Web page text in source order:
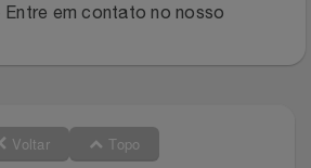
em contato no nosso
Voltar Topo